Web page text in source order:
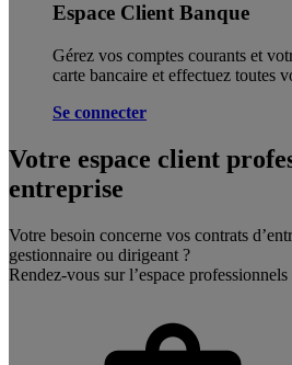
Espace Client Banque
Gérez vos comptes courants et
carte bancaire et effectuez toutes
Se connecter
Votre espace client
entreprise
Votre besoin concerne vos contrats
gestionnaire ou dirigeant ?
Rendez-vous sur l’espace professionnels